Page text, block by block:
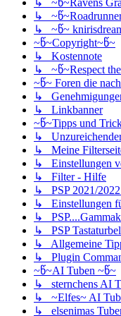
↳ ~წ~Ravens
↳
↳ ~წ~
~წ~Copyright~წ~
↳ Kostennote
↳ ~წ~Respect
~წ~ Foren die
↳
↳ Linkbanner
~წ~Tipps und
↳
↳ Meine
↳ Einstellungen
↳ Filter - Hilfe
↳ PSP 2021/
↳ Einstellungen
↳
↳ PSP
↳ Allgemeine
↳ Plugin
~წ~AI Tuben ~წ~
↳ sternchens AI
↳ ~Elfes~ AI
↳ elsenimas